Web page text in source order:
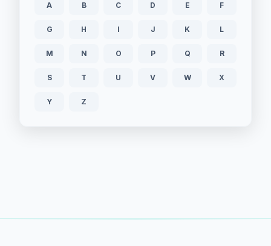
A B C D E F
G H I J K L
M N O P Q R
S T U V W X
Y Z